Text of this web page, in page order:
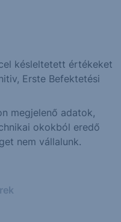
késleltetett értékeket
Erste Befektetési
megjelenő adatok,
okokból eredő
nem vállalunk.